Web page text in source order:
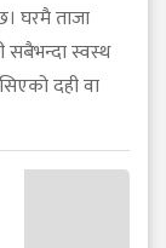
घरमै ताजा
सबैभन्दा स्वस्थ
दही वा